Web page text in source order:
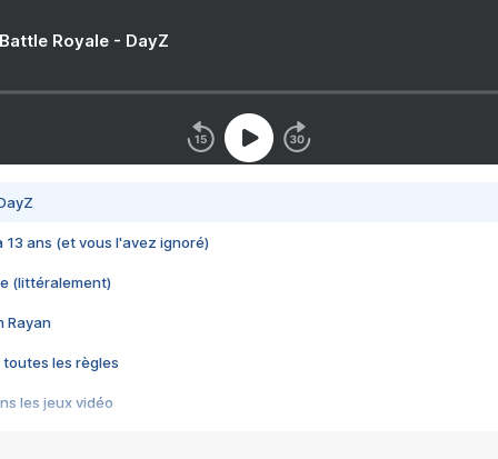
Royale - DayZ
13 ans (et vous l'avez ignoré)
(littéralement)
Rayan
toutes les règles
les jeux vidéo